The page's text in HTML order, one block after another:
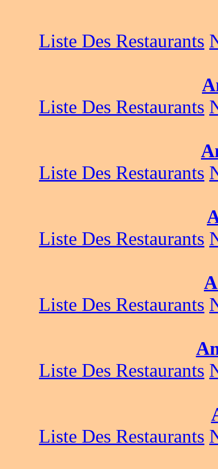
Liste Des Restaurants
Liste Des Restaurants
Liste Des Restaurants
Liste Des Restaurants
Liste Des Restaurants
Liste Des Restaurants
Liste Des Restaurants